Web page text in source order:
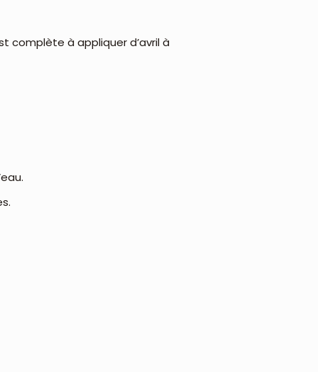
complète à appliquer d’avril à